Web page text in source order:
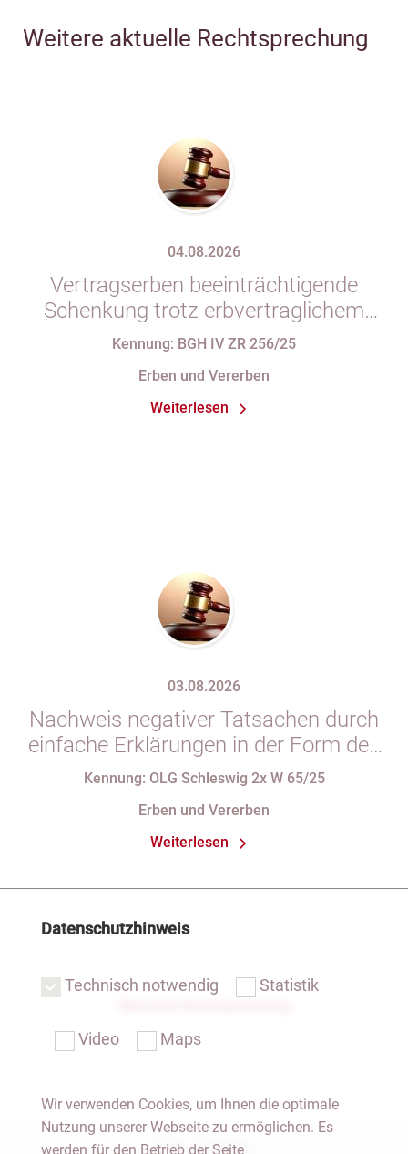
Weitere aktuelle Rechtsprechung
04.08.2026
Vertragserben beeinträchtigende
Schenkung trotz erbvertraglichem
Rücktrittsvorbehalt
Kennung: BGH IV ZR 256/25
Erben und Vererben
Weiterlesen
03.08.2026
Nachweis negativer Tatsachen durch
einfache Erklärungen in der Form des
§ 29 GBO (hier: Nichtgeltendmachung
Kennung: OLG Schleswig 2x W 65/25
Erben und Vererben
Weiterlesen
Notar Dresden
Datenschutzhinweis
Technisch notwendig Statistik
Video Maps
Wir verwenden Cookies, um Ihnen die optimale
Nutzung unserer Webseite zu ermöglichen. Es
werden für den Betrieb der Seite